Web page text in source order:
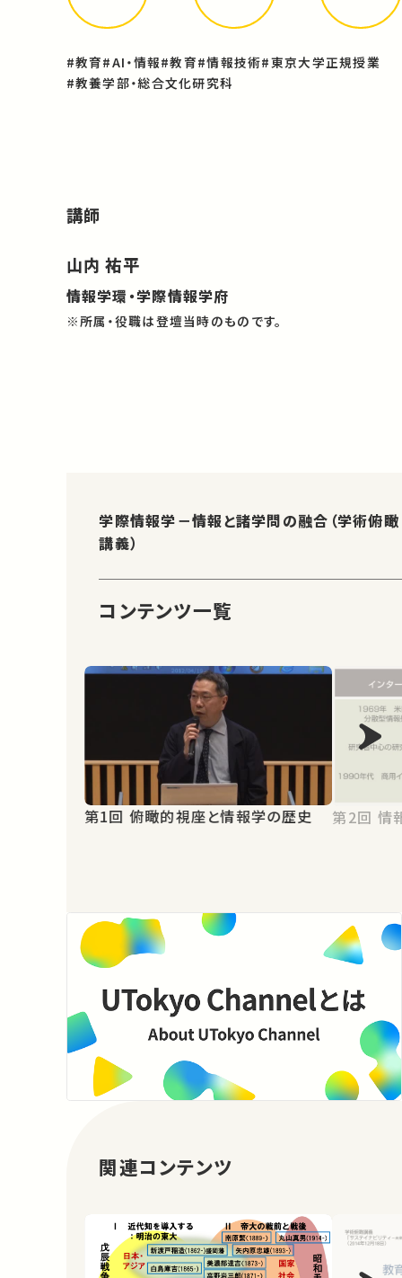
#教育#AI・情報#教育#情報技術#東京大学正規授業
#教養学部・総合文化研究科
講師
山内 祐平
情報学環・学際情報学府
※所属・役職は登壇当時のものです。
学際情報学－情報と諸学問の融合（学術俯瞰
講義）
コンテンツ一覧
第1回 俯瞰的視座と情報学の歴史 第2
関連コンテンツ